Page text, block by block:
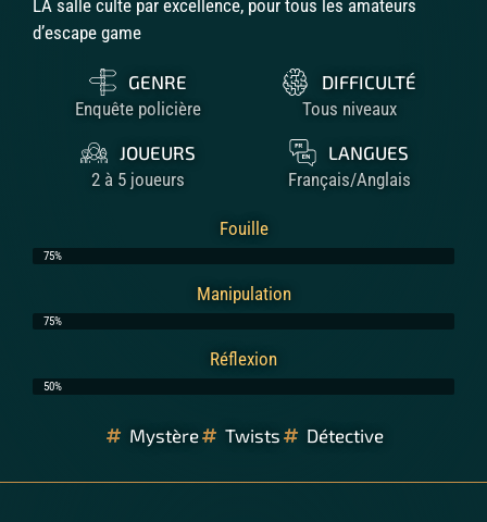
LA salle culte par excellence, pour tous les amateurs
d’escape game
GENRE
Enquête policière
DIFFICULTÉ
Tous niveaux
JOUEURS
2 à 5 joueurs
LANGUES
Français/Anglais
Fouille
75%
Manipulation
75%
Réflexion
50%
Mystère Twists Détective